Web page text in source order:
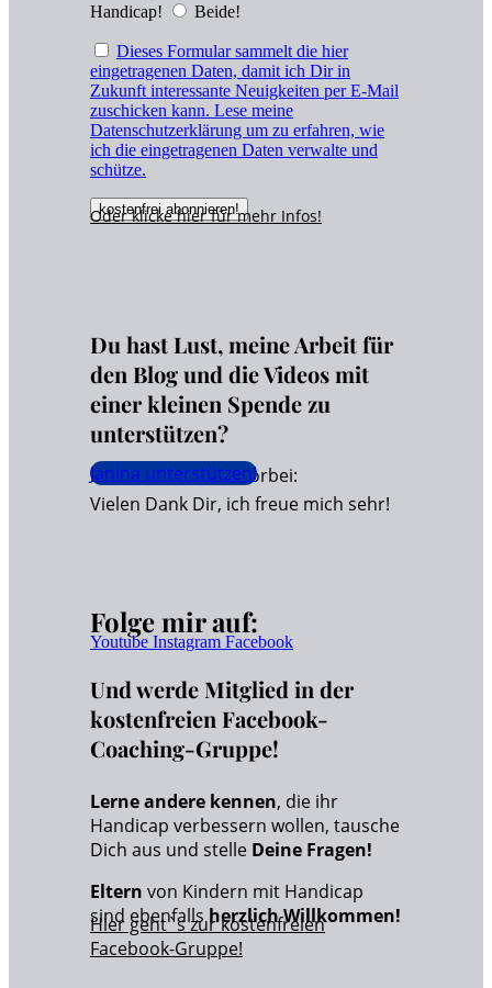
Handicap!
Beide!
Dieses Formular sammelt die hier
eingetragenen Daten, damit ich Dir in
Zukunft interessante Neuigkeiten per E-Mail
zuschicken kann. Lese meine
Datenschutzerklärung um zu erfahren, wie
ich die eingetragenen Daten verwalte und
schütze.
Oder klicke hier fürmehr Infos!
Du hast Lust, meine Arbeit für
den Blog und die Videos mit
einer kleinen Spende zu
unterstützen?
Dann schaue hier vorbei:
Janina unterstützen!
Vielen Dank Dir, ich freue mich sehr!
Folge mir auf:
Youtube Instagram Facebook
Und werde Mitglied in der
kostenfreien Facebook-
Coaching-Gruppe!
Lerne andere kennen, die ihr
Handicap verbessern wollen, tausche
Dich aus und stelle Deine Fragen!
Eltern von Kindern mit Handicap
sind ebenfallsherzlich Willkommen!
Hier geht`s zur kostenfreien
Facebook-Gruppe!